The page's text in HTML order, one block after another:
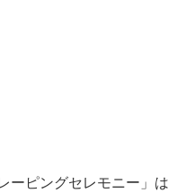
ーピングセレモニー」は